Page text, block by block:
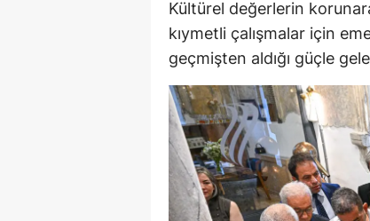
Kültürel değerlerin
kıymetli çalışmalar için
geçmişten aldığı güçle